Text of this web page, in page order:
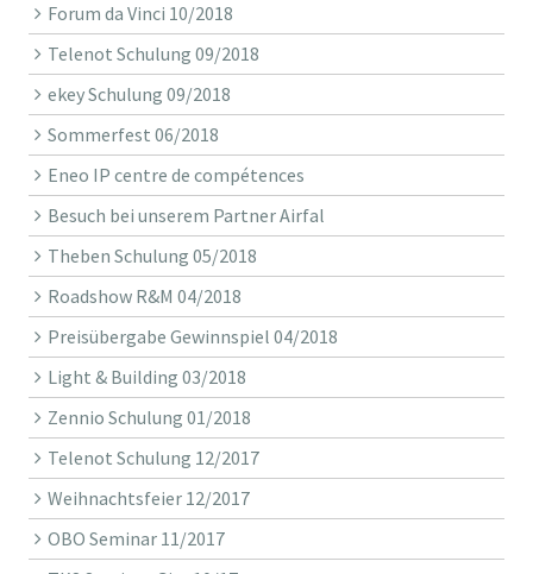
Forum da Vinci 10/2018
Telenot Schulung 09/2018
ekey Schulung 09/2018
Sommerfest 06/2018
Eneo IP centre de compétences
Besuch bei unserem Partner Airfal
Theben Schulung 05/2018
Roadshow R&M 04/2018
Preisübergabe Gewinnspiel 04/2018
Light & Building 03/2018
Zennio Schulung 01/2018
Telenot Schulung 12/2017
Weihnachtsfeier 12/2017
OBO Seminar 11/2017